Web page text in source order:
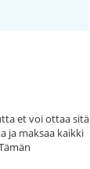
et voi ottaa sitä
ja maksaa kaikki